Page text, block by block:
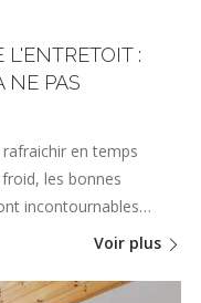
:
NE PAS
en temps
les bonnes
incontournables…
Voir plus